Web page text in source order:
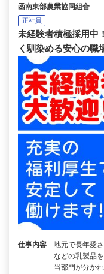
函南東部農業協同組合
正社員
未経験者積極採用中
く馴染める安心の職
仕事内容
地元で長年愛
などの乳製品
当部門が分か